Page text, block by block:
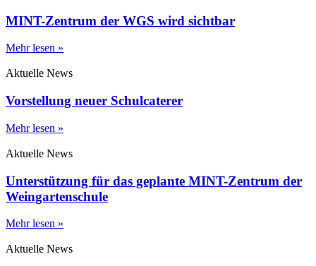
MINT-Zentrum der WGS wird sichtbar
Mehr lesen »
Aktuelle News
Vorstellung neuer Schulcaterer
Mehr lesen »
Aktuelle News
Unterstützung für das geplante MINT-Zentrum der
Weingartenschule
Mehr lesen »
Aktuelle News